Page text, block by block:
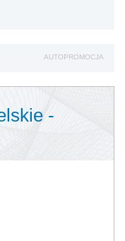
AUTOPROMOCJA
-